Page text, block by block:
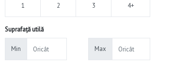
1 2 3 4+
Suprafață utilă
Min Max